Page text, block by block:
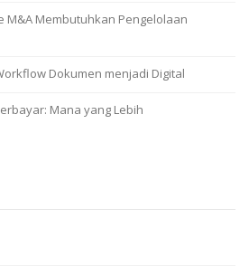
M&A Membutuhkan Pengelolaan
Dokumen menjadi Digital
Mana yang Lebih